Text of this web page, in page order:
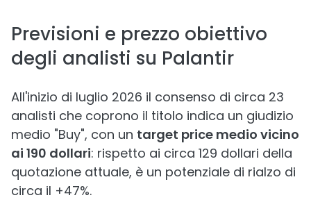
Previsioni e prezzo obiettivo
degli analisti su Palantir
All'inizio di luglio 2026 il consenso di circa 23
analisti che coprono il titolo indica un giudizio
medio "Buy", con un target price medio vicino
ai 190 dollari: rispetto ai circa 129 dollari della
quotazione attuale, è un potenziale di rialzo di
circa il +47%.